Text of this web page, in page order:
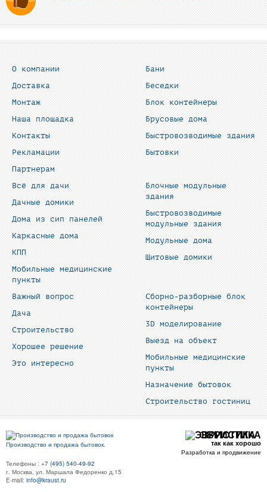
О компании
Доставка
Монтаж
Наша площадка
Контакты
Рекламации
Партнерам
Бани
Беседки
Блок контейнеры
Брусовые дома
Быстровозводимые здания
Бытовки
Всё для дачи
Дачные домики
Дома из сип панелей
Каркасные дома
КПП
Мобильные медицинские
пункты
Блочные модульные
здания
Быстровозводимые
модульные здания
Модульные дома
Щитовые домики
Важный вопрос
Дача
Строительство
Хорошее решение
Это интересно
Сборно-разборные блок
контейнеры
3D моделирование
Выезд на объект
Мобильные медицинские
пункты
Назначение бытовок
Строительство гостиниц
Производство и продажа бытовок.
ЭВРИСТИКА
так как хорошо
Разработка и продвижение
Телефоны : +7 (495) 540-49-92
г. Москва, ул. Маршала Федоренко д.15
E-mail: info@kraust.ru